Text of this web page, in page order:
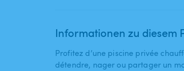
Informationen zu diesem
Profitez d’une piscine privée
détendre​,​ nager ou partager un